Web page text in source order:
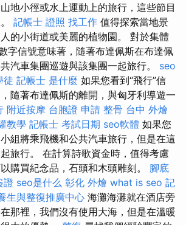
地小徑或水上運動上的旅行，這些節目
記帳士 證照 找工作 值得探索當地景
的小街道或美麗的植物園。 對於集體
字信號意味著，隨著布達佩斯在布達佩
汽車集團巡遊與該集團一起旅行。 seo
徒 記帳士 是什麼 如果您看到“飛行”信
隨著布達佩斯的離開，與匈牙利導遊一
附近按摩 台胞證 申請 整骨 台中 外燴
教學 記帳士 考試日期 seo軟體 如果您
組將乘飛機和公共汽車旅行，但是在這
旅行。 在計算詩歌資金時，值得考慮
購買紀念品，石頭和木頭雕刻。 腳底
證 seo是什么 彰化 外燴 what is seo 記
生與整復推廣中心 海灘海灘就在酒店旁
那裡，我們沒有使用大海，但是在溫暖